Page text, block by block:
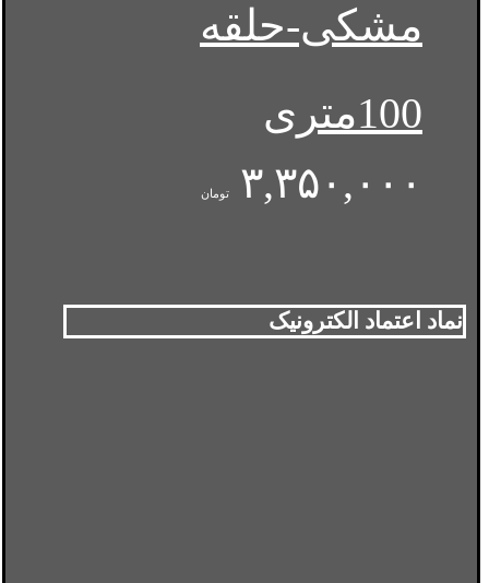
مشکی-حلقه
100متری
۳,۳۵۰,۰۰۰
تومان
نماد اعتماد الکترونیک